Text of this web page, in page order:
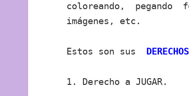
coloreando, pegando
imágenes, etc.
Estos son sus DERECHOS
1. Derecho a JUGAR.